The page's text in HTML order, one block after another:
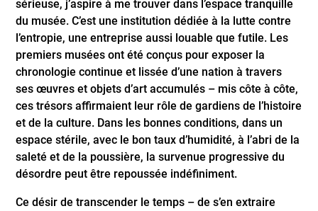
sérieuse, j’aspire à me trouver dans l’espace tranquille
du musée. C’est une institution dédiée à la lutte contre
l’entropie, une entreprise aussi louable que futile. Les
premiers musées ont été conçus pour exposer la
chronologie continue et lissée d’une nation à travers
ses œuvres et objets d’art accumulés – mis côte à côte,
ces trésors affirmaient leur rôle de gardiens de l’histoire
et de la culture. Dans les bonnes conditions, dans un
espace stérile, avec le bon taux d’humidité, à l’abri de la
saleté et de la poussière, la survenue progressive du
désordre peut être repoussée indéfiniment.
Ce désir de transcender le temps – de s’en extraire